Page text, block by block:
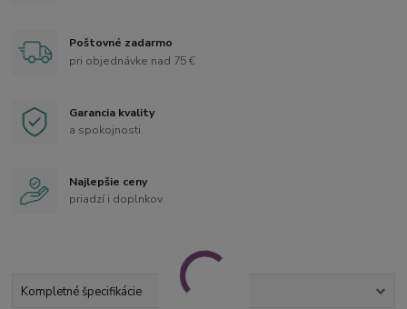
Poštovné zadarmo
pri objednávke nad 75 €
Garancia kvality
a spokojnosti
Najlepšie ceny
priadzí i doplnkov
Kompletné špecifikácie